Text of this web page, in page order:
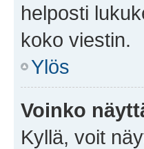
helposti
koko viestin.
Ylös
Voinko
Kyllä, voit